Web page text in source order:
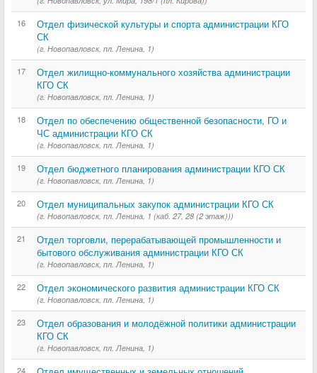
16
Отдел физической культуры и спорта администрации КГО
СК
(г. Новопавловск, пл. Ленина, 1)
17
Отдел жилищно-коммунального хозяйства администрации
КГО СК
(г. Новопавловск, пл. Ленина, 1)
18
Отдел по обеспечению общественной безопасности, ГО и
ЧС администрации КГО СК
(г. Новопавловск, пл. Ленина, 1)
19 Отдел бюджетного планирования администрации КГО СК
(г. Новопавловск, пл. Ленина, 1)
20 Отдел муниципальных закупок администрации КГО СК
(г. Новопавловск, пл. Ленина, 1 (каб. 27, 28 (2 этаж)))
21
Отдел торговли, перерабатывающей промышленности и
бытового обслуживания администрации КГО СК
(г. Новопавловск, пл. Ленина, 1)
22 Отдел экономического развития администрации КГО СК
(г. Новопавловск, пл. Ленина, 1)
23
Отдел образования и молодёжной политики администрации
КГО СК
(г. Новопавловск, пл. Ленина, 1)
24